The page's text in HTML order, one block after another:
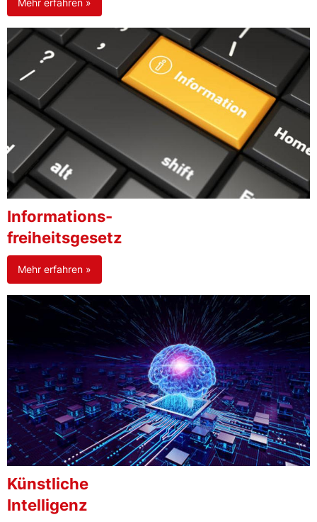
Informations-
freiheitsgesetz
Mehr erfahren »
Künstliche
Intelligenz